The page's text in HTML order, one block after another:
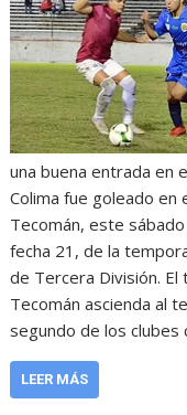
una buena entrada en
Colima fue goleado en
Tecomán, este
fecha 21, de la
de Tercera División.
Tecomán ascienda al
segundo de los clubes
LEER MÁS